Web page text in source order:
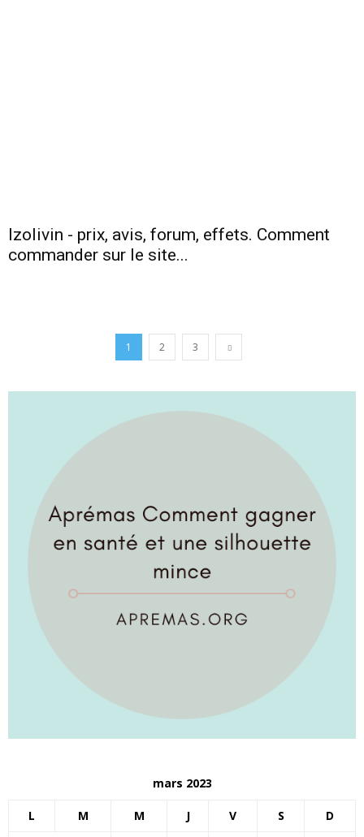
Izolivin - prix, avis, forum, effets. Comment
commander sur le site...
1 2 3
mars 2023
L M M J V S D